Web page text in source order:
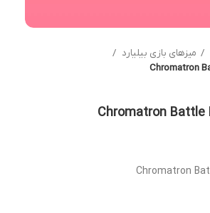
میزهای بازی بیلیارد